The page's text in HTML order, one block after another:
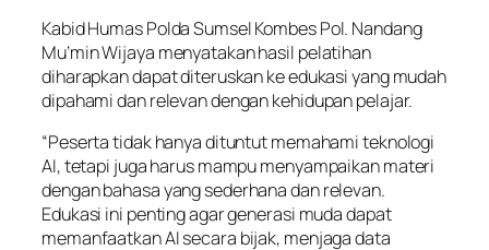
Kabid Humas Polda Sumsel Kombes Pol. Nandang
Mu’min Wijaya menyatakan hasil pelatihan
diharapkan dapat diteruskan ke edukasi yang mudah
dipahami dan relevan dengan kehidupan pelajar.
“Peserta tidak hanya dituntut memahami teknologi
AI, tetapi juga harus mampu menyampaikan materi
dengan bahasa yang sederhana dan relevan.
Edukasi ini penting agar generasi muda dapat
memanfaatkan AI secara bijak, menjaga data